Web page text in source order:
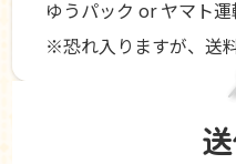
ゆうパック or ヤマト
※恐れ入りますが、送